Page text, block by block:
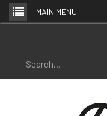
Skip
to
MAIN MENU
Search